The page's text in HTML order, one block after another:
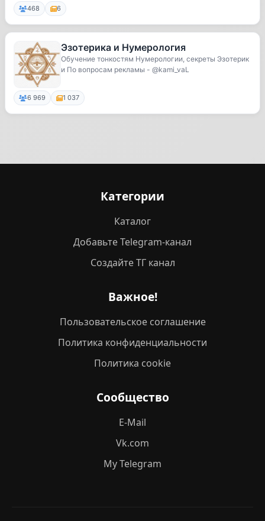
468 6
Эзотерика и Нумерология
Обучение тонкостям Нумерологии, секреты Эзотерик
и По вопросам рекламы - @kami_vaL
6 969 1 037
Категории
Каталог
Добавьте Telegram-канал
Создайте ТГ канал
Важное!
Пользовательское соглашение
Политика конфиденциальности
Политика cookie
Сообщество
E-Mail
Vk.com
My Telegram